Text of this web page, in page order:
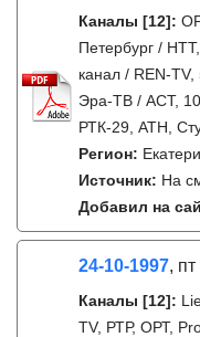
Каналы [12]:
Петербург /
канал / REN-
Эра-ТВ / АСТ, 10
РТК-29, АТН,
Регион:
Источник: На
Добавил на
24-10-1997, пт
Каналы [12]:
TV, РТР, ОРТ,